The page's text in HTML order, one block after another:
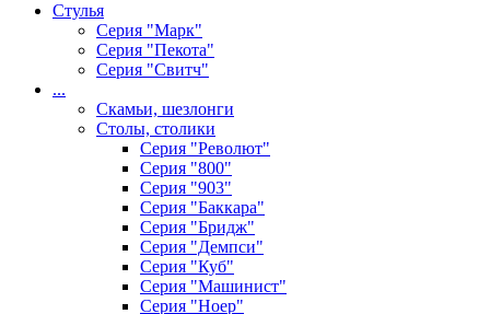
Стулья
Серия "Марк"
Серия "Пекота"
Серия "Свитч"
...
Скамьи, шезлонги
Столы, столики
Серия "Револют"
Серия "800"
Серия "903"
Серия "Баккара"
Серия "Бридж"
Серия "Демпси"
Серия "Куб"
Серия "Машинист"
Серия "Ноер"